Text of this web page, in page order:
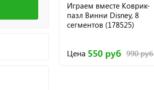
Играем вместе Коврик-
пазл Винни Disney, 8
сегментов (178525)
Цена 550 руб 990 руб